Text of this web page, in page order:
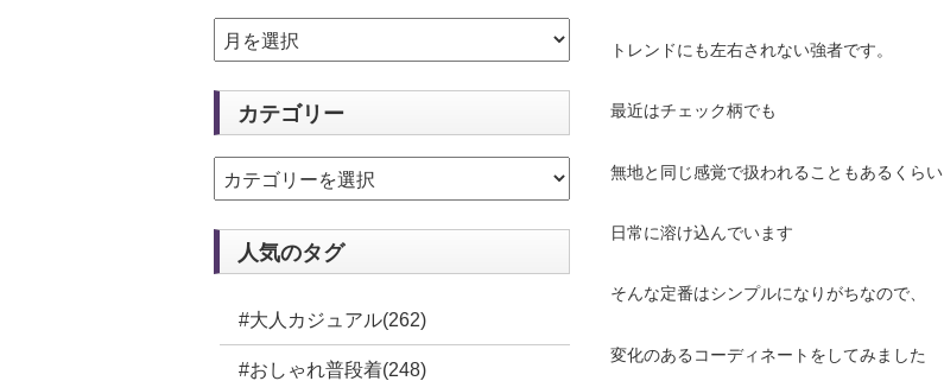
トレンドにも左右されない強者です。
最近はチェック柄でも
無地と同じ感覚で扱われることもあるくらい
日常に溶け込んでいます
そんな定番はシンプルになりがちなので、
変化のあるコーディネートをしてみました
カテゴリー
人気のタグ
#大人カジュアル(262)
#おしゃれ普段着(248)